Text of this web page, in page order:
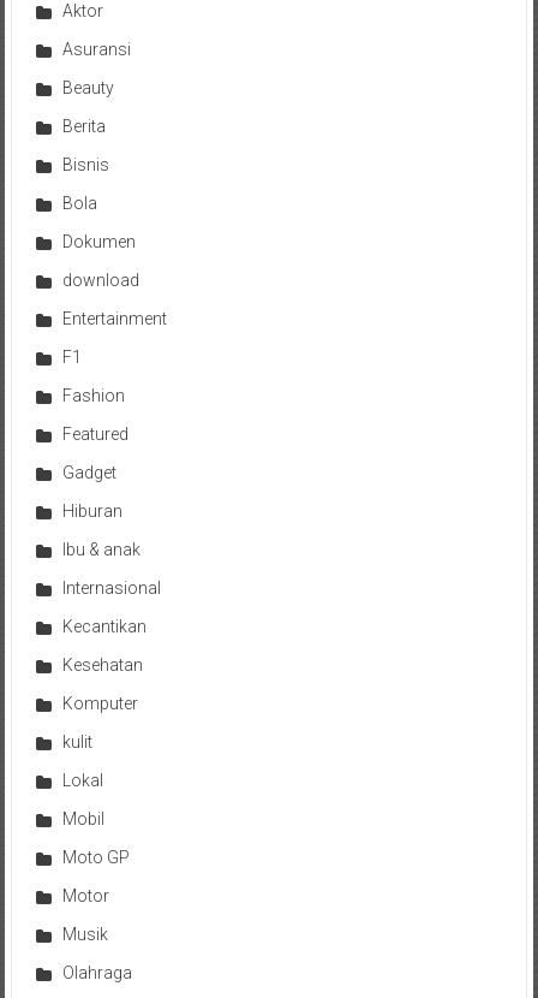
Aktor
Asuransi
Beauty
Berita
Bisnis
Bola
Dokumen
download
Entertainment
F1
Fashion
Featured
Gadget
Hiburan
Ibu & anak
Internasional
Kecantikan
Kesehatan
Komputer
kulit
Lokal
Mobil
Moto GP
Motor
Musik
Olahraga